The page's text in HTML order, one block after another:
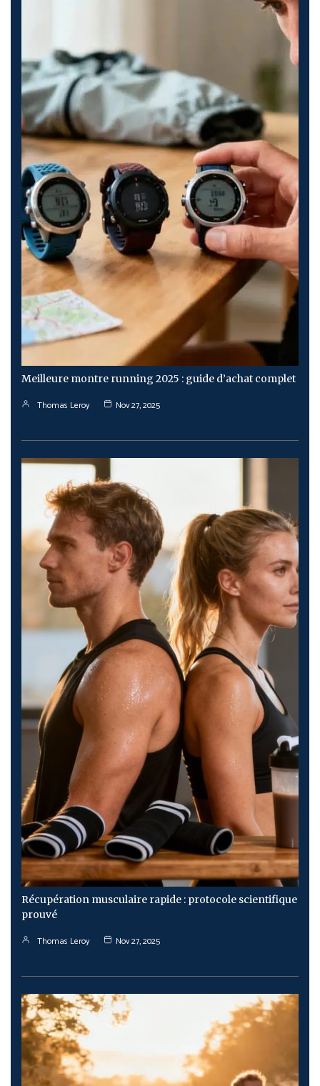
Meilleure montre running 2025 : guide d’achat complet
Thomas Leroy Nov 27, 2025
Récupération musculaire rapide : protocole scientifique
prouvé
Thomas Leroy Nov 27, 2025